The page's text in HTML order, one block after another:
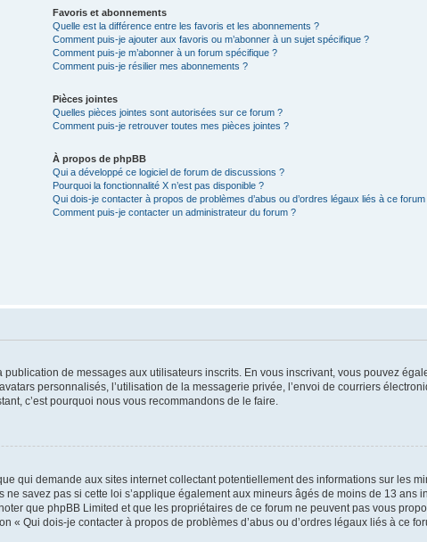
Favoris et abonnements
Quelle est la différence entre les favoris et les abonnements ?
Comment puis-je ajouter aux favoris ou m’abonner à un sujet spécifique ?
Comment puis-je m’abonner à un forum spécifique ?
Comment puis-je résilier mes abonnements ?
Pièces jointes
Quelles pièces jointes sont autorisées sur ce forum ?
Comment puis-je retrouver toutes mes pièces jointes ?
À propos de phpBB
Qui a développé ce logiciel de forum de discussions ?
Pourquoi la fonctionnalité X n’est pas disponible ?
Qui dois-je contacter à propos de problèmes d’abus ou d’ordres légaux liés à ce forum
Comment puis-je contacter un administrateur du forum ?
de messages aux utilisateurs inscrits. En vous inscrivant, vous pouvez
personnalisés, l’utilisation de la messagerie privée, l’envoi de courriers
c’est pourquoi nous vous recommandons de le faire.
qui demande aux sites internet collectant potentiellement des informations sur les
savez pas si cette loi s’applique également aux mineurs âgés de moins de 13 ans
que phpBB Limited et que les propriétaires de ce forum ne peuvent pas vous
Qui dois-je contacter à propos de problèmes d’abus ou d’ordres légaux liés à ce